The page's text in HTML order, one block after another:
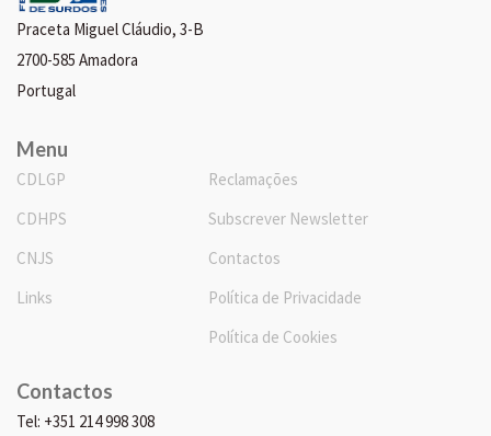
Praceta Miguel Cláudio, 3-B
2700-585 Amadora
Portugal
Menu
CDLGP
CDHPS
CNJS
Links
Reclamações
Subscrever Newsletter
Contactos
Política de Privacidade
Política de Cookies
Contactos
Tel: +351 214 998 308